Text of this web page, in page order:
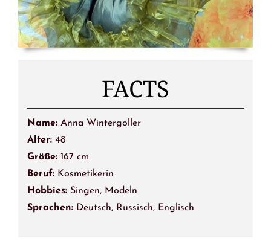
FACTS
Name: Anna Wintergoller
Alter: 48
Größe: 167 cm
Beruf: Kosmetikerin
Hobbies: Singen, Modeln
Sprachen:Deutsch, Russisch, Englisch